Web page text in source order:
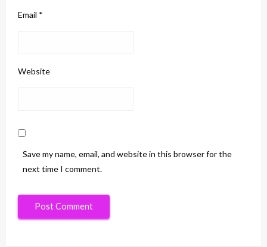
Email *
Website
Save my name, email, and website in this browser for the
next time I comment.